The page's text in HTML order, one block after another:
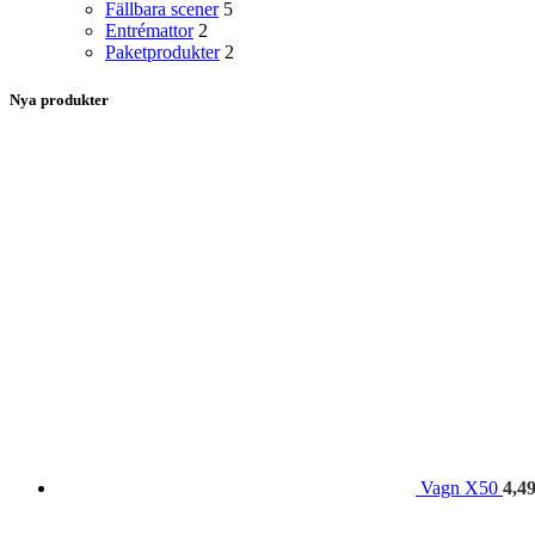
Fällbara scener 5
Entrémattor 2
Paketprodukter 2
Nya produkter
Vagn X50